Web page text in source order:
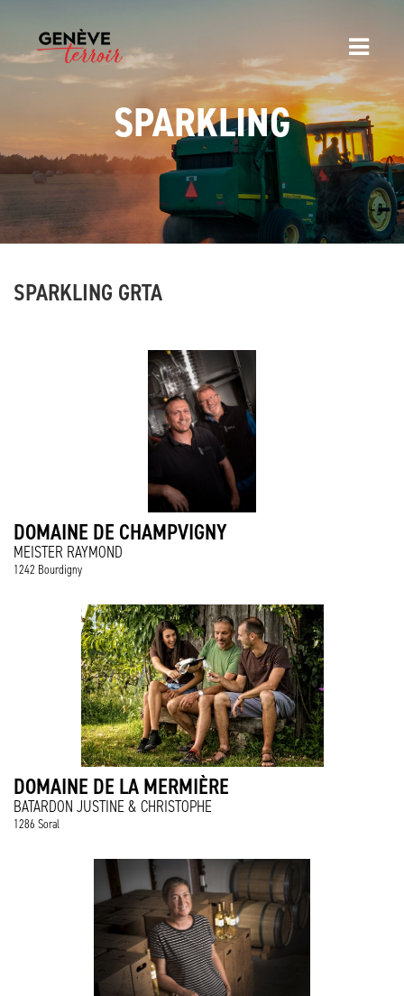
SPARKLING
SPARKLING GRTA
DOMAINE DE CHAMPVIGNY
MEISTER RAYMOND
1242 Bourdigny
DOMAINE DE LA MERMIÈRE
BATARDON JUSTINE & CHRISTOPHE
1286 Soral